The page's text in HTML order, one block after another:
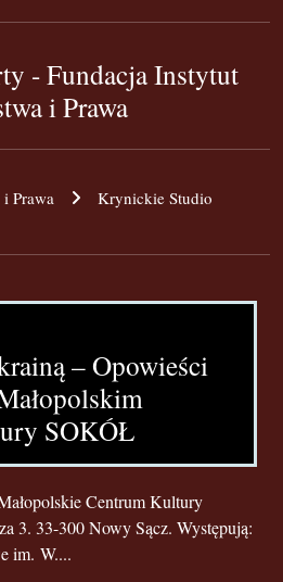
- Fundacja Instytut
i Prawa
Prawa
Krynickie Studio
– Opowieści
SOKÓŁ
Centrum Kultury
3. 33-300 Nowy Sącz. Występują:
im. W....